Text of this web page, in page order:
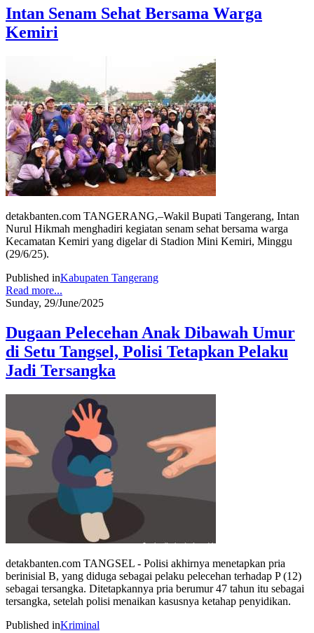
Intan Senam Sehat Bersama Warga
Kemiri
detakbanten.com TANGERANG,–Wakil Bupati Tangerang, Intan
Nurul Hikmah menghadiri kegiatan senam sehat bersama warga
Kecamatan Kemiri yang digelar di Stadion Mini Kemiri, Minggu
(29/6/25).
Published inKabupaten Tangerang
Read more...
Sunday, 29/June/2025
Dugaan Pelecehan Anak Dibawah Umur
di Setu Tangsel, Polisi Tetapkan Pelaku
Jadi Tersangka
detakbanten.com TANGSEL - Polisi akhirnya menetapkan pria
berinisial B, yang diduga sebagai pelaku pelecehan terhadap P (12)
sebagai tersangka. Ditetapkannya pria berumur 47 tahun itu sebagai
tersangka, setelah polisi menaikan kasusnya ketahap penyidikan.
Published inKriminal